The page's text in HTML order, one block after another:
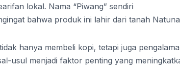
lokal. Nama “Piwang” sendiri
bahwa produk ini lahir dari tanah
hanya membeli kopi, tetapi juga
usul menjadi faktor penting yang